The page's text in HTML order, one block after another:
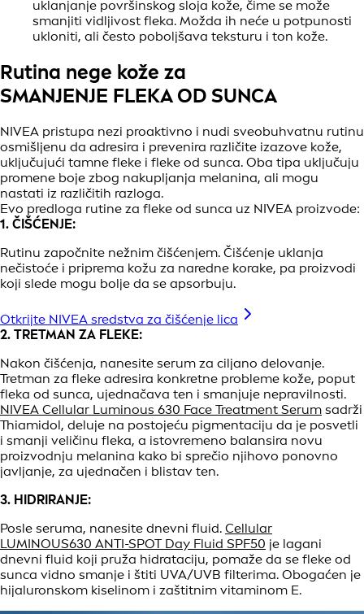
uklanjanje površinskog sloja kože, čime se može
smanjiti vidljivost fleka. Možda ih neće u potpunosti
ukloniti, ali često poboljšava teksturu i ton kože.
Rutina nege kože za
SMANJENJE FLEKA OD SUNCA
NIVEA pristupa nezi proaktivno i nudi sveobuhvatnu rutinu
osmišljenu da adresira i prevenira različite izazove kože,
uključujući tamne fleke i fleke od sunca. Oba tipa uključuju
promene boje zbog nakupljanja melanina, ali mogu
nastati iz različitih razloga.
Evo predloga rutine za fleke od sunca uz NIVEA proizvode:
1. ČIŠĆENJE:
Rutinu započnite nežnim čišćenjem. Čišćenje uklanja
nečistoće i priprema kožu za naredne korake, pa proizvodi
koji slede mogu bolje da se apsorbuju.
Otkrijte NIVEA sredstva za čišćenje lica
2. TRETMAN ZA FLEKE:
Nakon čišćenja, nanesite serum za ciljano delovanje.
Tretman za fleke adresira konkretne probleme kože, poput
fleka od sunca, ujednačava ten i smanjuje nepravilnosti.
NIVEA Cellular Luminous 630 Face Treatment Serum sadrži
Thiamidol, deluje na postojeću pigmentaciju da je posvetli
i smanji veličinu fleka, a istovremeno balansira novu
proizvodnju melanina kako bi sprečio njihovo ponovno
javljanje, za ujednačen i blistav ten.
3. HIDRIRANJE:
Posle seruma, nanesite dnevni fluid. Cellular
LUMINOUS630 ANTI-SPOT Day Fluid SPF50 je lagani
dnevni fluid koji pruža hidrataciju, pomaže da se fleke od
sunca vidno smanje i štiti UVA/UVB filterima. Obogaćen je
hijaluronskom kiselinom i zaštitnim vitaminom E.